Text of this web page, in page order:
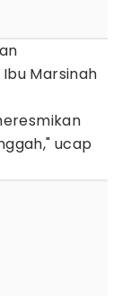
Marsinah
ucap